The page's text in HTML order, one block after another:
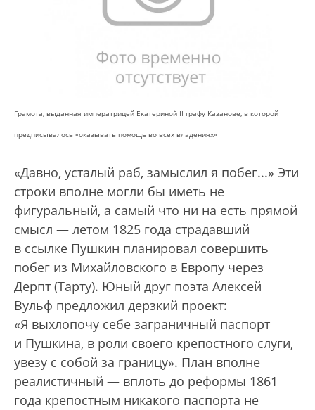
Грамота, выданная императрицей Екатериной II графу Казанове, в которой
предписывалось «оказывать помощь во всех владениях»
«Давно, усталый раб, замыслил я побег...» Эти
строки вполне могли бы иметь не
фигуральный, а самый что ни на есть прямой
смысл — летом 1825 года страдавший
в ссылке Пушкин планировал совершить
побег из Михайловского в Европу через
Дерпт (Тарту). Юный друг поэта Алексей
Вульф предложил дерзкий проект:
«Я выхлопочу себе заграничный паспорт
и Пушкина, в роли своего крепостного слуги,
увезу с собой за границу». План вполне
реалистичный — вплоть до реформы 1861
года крепостным никакого паспорта не